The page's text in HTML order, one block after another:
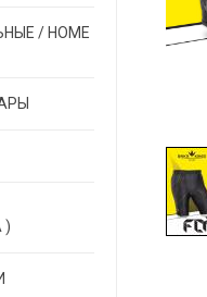
/ HOME
)